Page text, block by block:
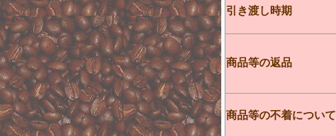
引き渡し時期
商品等の返品
商品等の不着について